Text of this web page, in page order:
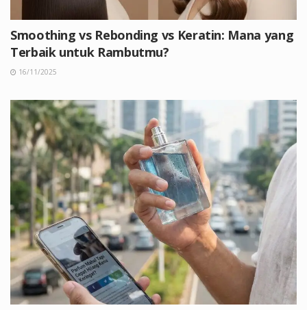
Smoothing vs Rebonding vs Keratin: Mana yang
Terbaik untuk Rambutmu?
16/11/2025